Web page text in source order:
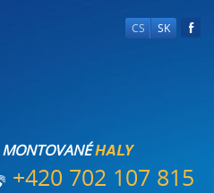
CS SK
MONTOVANÉHALY
+420 702 107 815